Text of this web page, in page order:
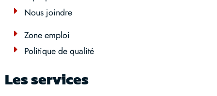
Nous joindre
Zone emploi
Politique de qualité
Les services